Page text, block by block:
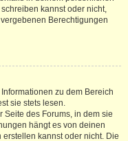
kannst oder nicht,
Berechtigungen
zu dem Bereich
sie stets lesen.
des Forums, in dem sie
hängt es von deinen
kannst oder nicht. Die